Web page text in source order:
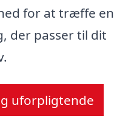
for at træffe en
der passer til dit
uforpligtende